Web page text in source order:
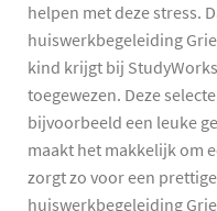
helpen met deze stress.
huiswerkbegeleiding
kind krijgt bij
toegewezen. Deze
bijvoorbeeld een leuke
maakt het makkelijk om
zorgt zo voor een
huiswerkbegeleiding